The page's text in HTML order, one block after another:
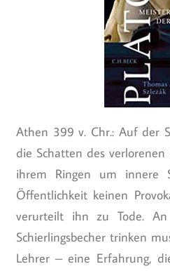
Athen 399 v. Chr.: Auf der
die Schatten des verlorenen
ihrem Ringen um innere
Öffentlichkeit keinen
verurteilt ihn zu Tode.
Schierlingsbecher trinken
Lehrer – eine Erfahrung,